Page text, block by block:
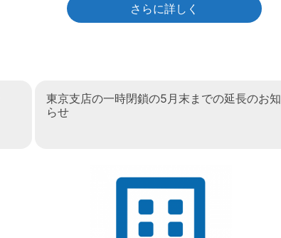
さらに詳しく
東京支店の一時閉鎖の5月末までの延長のお知
らせ